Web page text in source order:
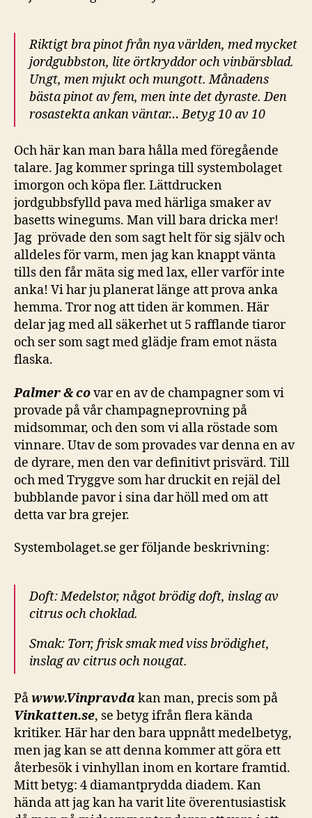
Riktigt bra pinot från nya världen, med mycket
jordgubbston, lite örtkryddor och vinbärsblad.
Ungt, men mjukt och mungott. Månadens
bästa pinot av fem, men inte det dyraste. Den
rosastekta ankan väntar… Betyg 10 av 10
Och här kan man bara hålla med föregående
talare. Jag kommer springa till systembolaget
imorgon och köpa fler. Lättdrucken
jordgubbsfylld pava med härliga smaker av
basetts winegums. Man vill bara dricka mer!
Jag prövade den som sagt helt för sig själv och
alldeles för varm, men jag kan knappt vänta
tills den får mäta sig med lax, eller varför inte
anka! Vi har ju planerat länge att prova anka
hemma. Tror nog att tiden är kommen. Här
delar jag med all säkerhet ut 5 rafflande tiaror
och ser som sagt med glädje fram emot nästa
flaska.
Palmer & covar en av de champagner som vi
provade på vår champagneprovning på
midsommar, och den som vi alla röstade som
vinnare. Utav de som provades var denna en av
de dyrare, men den var definitivt prisvärd. Till
och med Tryggve som har druckit en rejäl del
bubblande pavor i sina dar höll med om att
detta var bra grejer.
Systembolaget.se ger följande beskrivning:
Doft: Medelstor, något brödig doft, inslag av
citrus och choklad.
Smak: Torr, frisk smak med viss brödighet,
inslag av citrus och nougat.
Påwww.Vinpravda kan man, precis som på
Vinkatten.se, se betyg ifrån flera kända
kritiker. Här har den bara uppnått medelbetyg,
men jag kan se att denna kommer att göra ett
återbesök i vinhyllan inom en kortare framtid.
Mitt betyg: 4 diamantprydda diadem. Kan
hända att jag kan ha varit lite överentusiastisk